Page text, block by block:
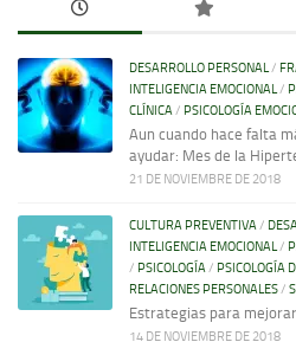
DESARROLLO PERSONAL/
INTELIGENCIA EMOCIONAL/
CLÍNICA/ PSICOLOGÍA
Aun cuando hace falta
ayudar: Mes de la
21 DE NOVIEMBRE DE 2018
CULTURA PREVENTIVA/
INTELIGENCIA EMOCIONAL/
/ PSICOLOGÍA/ PSICOLOGÍA
RELACIONES PERSONALES/
Estrategias para
14 DE NOVIEMBRE DE 2018